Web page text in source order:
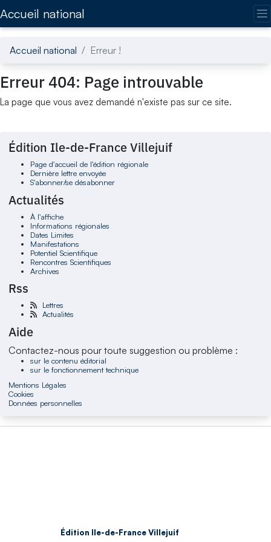
Accueil national
Accueil national Erreur !
Erreur 404: Page introuvable
La page que vous avez demandé n'existe pas sur ce site.
Édition Ile-de-France Villejuif
Page d'accueil de l'édition régionale
Dernière lettre envoyée
S'abonner/se désabonner
Actualités
À l'affiche
Informations régionales
Dates Limites
Manifestations
Potentiel Scientifique
Rencontres Scientifiques
Archives
Rss
Lettres
Actualités
Aide
Contactez-nous pour toute suggestion ou problème :
sur le contenu éditorial
sur le fonctionnement technique
Mentions Légales
Cookies
Données personnelles
Édition Ile-de-France Villejuif